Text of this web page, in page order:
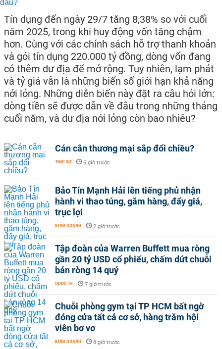
Tín dụng đến ngày 29/7 tăng 8,38% so với cuối
năm 2025, trong khi huy động vốn tăng chậm
hơn. Cùng với các chính sách hỗ trợ thanh khoản
và gói tín dụng 220.000 tỷ đồng, dòng vốn đang
có thêm dư địa để mở rộng. Tuy nhiên, lạm phát
và tỷ giá vẫn là những biến số giới hạn khả năng
nới lỏng. Những diễn biến này đặt ra câu hỏi lớn:
dòng tiền sẽ được dẫn về đâu trong những tháng
cuối năm, và dư địa nới lỏng còn bao nhiêu?
Cán cân thương mại sắp đổi chiều?
THỜI SỰ - 6 giờ trước
Bảo Tín Mạnh Hải lên tiếng phủ nhận
hành vi thao túng, găm hàng, đẩy giá,
trục lợi
KINH DOANH - 2 giờ trước
Tập đoàn của Warren Buffett mua ròng
gần 20 tỷ USD cổ phiếu, chấm dứt chuỗi
bán ròng 14 quý
QUỐC TẾ - 7 giờ trước
Chuỗi phòng gym tại TP HCM bất ngờ
đóng cửa tất cả cơ sở, hàng trăm hội
viên bơ vơ
KINH DOANH - 8 giờ trước